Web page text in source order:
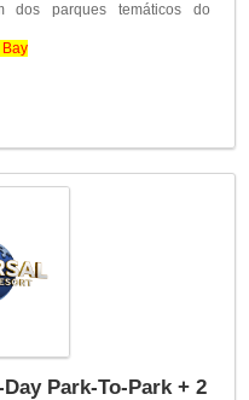
dos parques temáticos do
Park-To-Park + 2